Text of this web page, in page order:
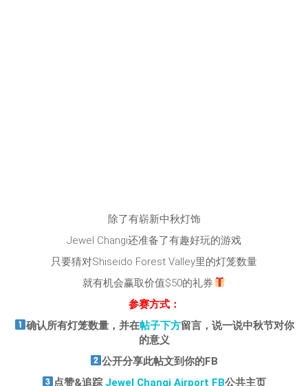
除了有崭新中秋灯饰
Jewel Changi还准备了有趣好玩的游戏
只要猜对Shiseido Forest Valley里的灯笼数量
就有机会赢取价值$50的礼券
参赛方式：
确认所有灯笼数量，并在帖子下方留言，说一说中秋节对你
的意义
公开分享此帖文到你的FB
点赞&追踪 Jewel Changi Airport FB公共主页